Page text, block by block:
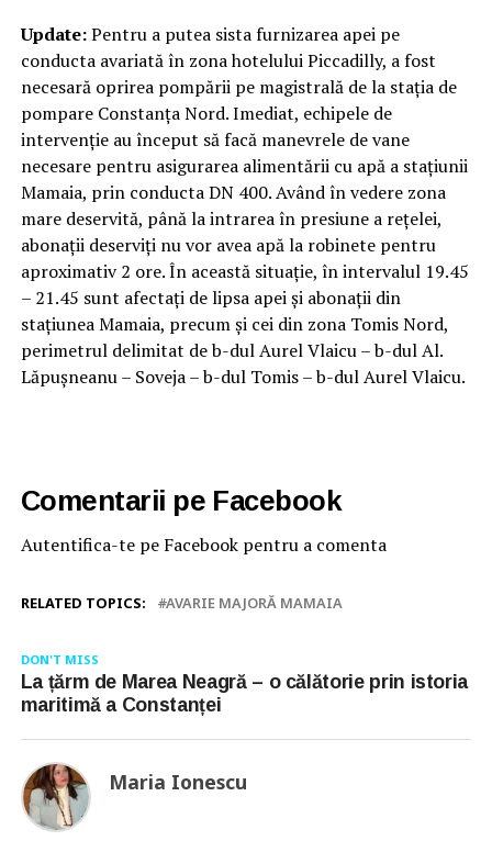
Update:Pentru a putea sista furnizarea apei pe
conducta avariată în zona hotelului Piccadilly, a fost
necesară oprirea pompării pe magistrală de la stația de
pompare Constanța Nord. Imediat, echipele de
intervenție au început să facă manevrele de vane
necesare pentru asigurarea alimentării cu apă a stațiunii
Mamaia, prin conducta DN 400. Având în vedere zona
mare deservită, până la intrarea în presiune a rețelei,
abonații deserviți nu vor avea apă la robinete pentru
aproximativ 2 ore. În această situație, în intervalul 19.45
– 21.45 sunt afectați de lipsa apei și abonații din
stațiunea Mamaia, precum și cei din zona Tomis Nord,
perimetrul delimitat de b-dul Aurel Vlaicu – b-dul Al.
Lăpușneanu – Soveja – b-dul Tomis – b-dul Aurel Vlaicu.
Comentarii pe Facebook
Autentifica-te pe Facebook pentru a comenta
RELATED TOPICS: AVARIE MAJORĂ MAMAIA
DON'T MISS
La țărm de Marea Neagră – o călătorie prin istoria
maritimă a Constanței
Maria Ionescu